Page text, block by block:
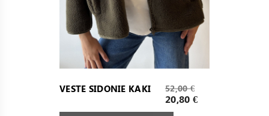
VESTE SIDONIE KAKI
Prix
de
base
52,00 €
Prix
20,80 €